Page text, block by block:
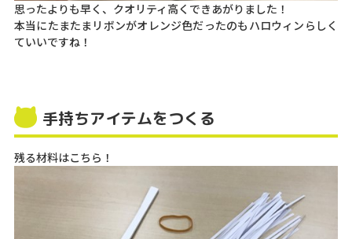
思ったよりも早く、クオリティ高くできあがりました！
本当にたまたまリボンがオレンジ色だったのもハロウィンらしく
ていいですね！
手持ちアイテムをつくる
残る材料はこちら！